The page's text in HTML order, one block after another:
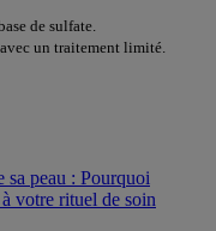
de sulfate.
un traitement limité.
sa peau : Pourquoi
votre rituel de soin